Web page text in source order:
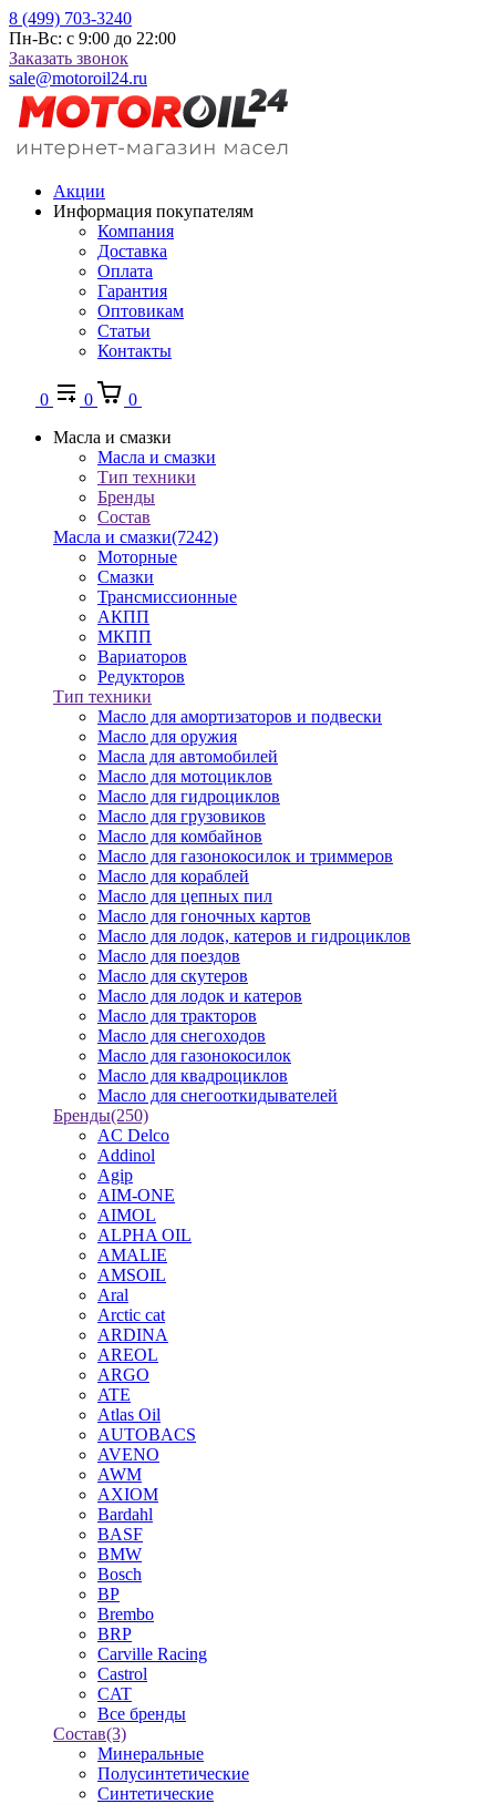
8 (499) 703-3240
Пн-Вс: с 9:00 до 22:00
Заказать звонок
sale@motoroil24.ru
Акции
Информация покупателям
Компания
Доставка
Оплата
Гарантия
Оптовикам
Статьи
Контакты
0 0
0
Масла и смазки
Масла и смазки
Тип техники
Бренды
Состав
Масла и смазки(7242)
Моторные
Смазки
Трансмиссионные
АКПП
МКПП
Вариаторов
Редукторов
Тип техники
Масло для амортизаторов и подвески
Масло для оружия
Масла для автомобилей
Масло для мотоциклов
Масло для гидроциклов
Масло для грузовиков
Масло для комбайнов
Масло для газонокосилок и триммеров
Масло для кораблей
Масло для цепных пил
Масло для гоночных картов
Масло для лодок, катеров и гидроциклов
Масло для поездов
Масло для скутеров
Масло для лодок и катеров
Масло для тракторов
Масло для снегоходов
Масло для газонокосилок
Масло для квадроциклов
Масло для снегооткидывателей
Бренды(250)
AC Delco
Addinol
Agip
AIM-ONE
AIMOL
ALPHA OIL
AMALIE
AMSOIL
Aral
Arctic cat
ARDINA
AREOL
ARGO
ATE
Atlas Oil
AUTOBACS
AVENO
AWM
AXIOM
Bardahl
BASF
BMW
Bosch
BP
Brembo
BRP
Carville Racing
Castrol
CAT
Все бренды
Состав(3)
Минеральные
Полусинтетические
Синтетические